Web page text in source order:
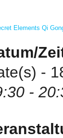
-
-